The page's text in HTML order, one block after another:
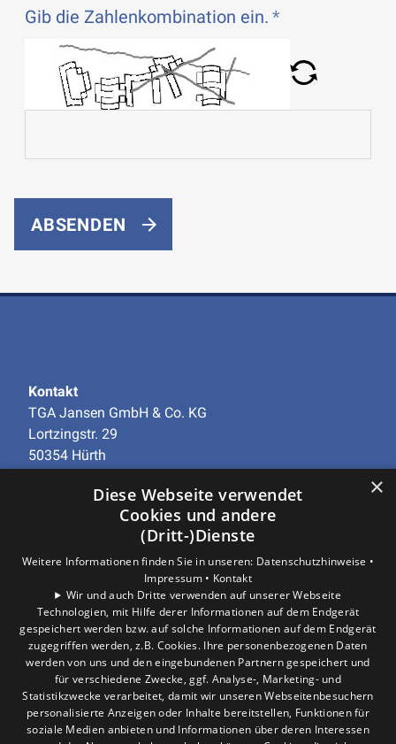
Gib die Zahlenkombination ein.
ABSENDEN
Kontakt
TGA Jansen GmbH & Co. KG
Lortzingstr. 29
50354 Hürth
info@tga-jansen.de
AGB
·Datenschutz ·Impressum
·
Barrierefreiheitserklärung
Leistungen
Privatkunden
Gewerbekunden
Karriere
Unternehmen
×
Diese Webseite verwendet
Cookies und andere
(Dritt-)Dienste
Weitere Informationen finden Sie in unseren: Datenschutzhinweise •
Impressum • Kontakt
Wir und auch Dritte verwenden auf unserer Webseite
Technologien, mit Hilfe derer Informationen auf dem Endgerät
gespeichert werden bzw. auf solche Informationen auf dem Endgerät
zugegriffen werden, z.B. Cookies. Ihre personenbezogenen Daten
werden von uns und den eingebundenen Partnern gespeichert und
für verschiedene Zwecke, ggf. Analyse-, Marketing- und
Statistikzwecke verarbeitet, damit wir unseren Webseitenbesuchern
personalisierte Anzeigen oder Inhalte bereitstellen, Funktionen für
soziale Medien anbieten und Informationen über deren Interessen